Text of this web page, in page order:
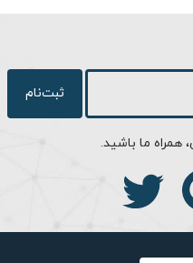
آیفون تصویری مدل 996 دارای صفحه نمایش بزرگ 7 اینچی است که
و دور تا دور آن را نواری
محصول داشتن صفحه نمایش تمام لمسی 7 اینچی است که در دسته
بزرگ قرار می گیرد. از دیگر
بر روی حافظه داخلی است.
ثبت‌نام
همراه ما باشید.